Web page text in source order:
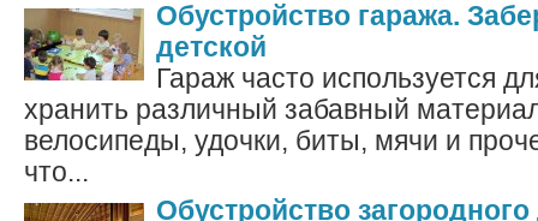
Обустройство гаража.
детской
Гараж часто используется
хранить различный забавный
велосипеды, удочки, биты, мячи и
что...
Обустройство